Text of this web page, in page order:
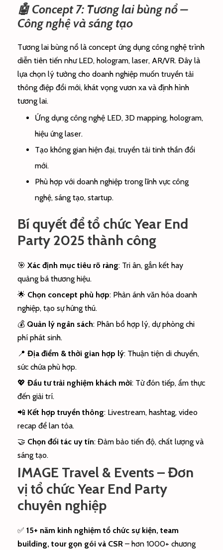
🤖 Concept 7: Tương lai bùng nổ –
Công nghệ và sáng tạo
Tương lai bùng nổ là concept ứng dụng công nghệ trình
diễn tiên tiến như LED, hologram, laser, AR/VR. Đây là
lựa chọn lý tưởng cho doanh nghiệp muốn truyền tải
thông điệp đổi mới, khát vọng vươn xa và định hình
tương lai.
Ứng dụng công nghệ LED, 3D mapping, hologram,
hiệu ứng laser.
Tạo không gian hiện đại, truyền tải tinh thần đổi
mới.
Phù hợp với doanh nghiệp trong lĩnh vực công
nghệ, sáng tạo, startup.
Bí quyết để tổ chức Year End
Party 2025 thành công
🎯 Xác định mục tiêu rõ ràng: Tri ân, gắn kết hay
quảng bá thương hiệu.
🌟 Chọn concept phù hợp: Phản ánh văn hóa doanh
nghiệp, tạo sự hứng thú.
💰 Quản lý ngân sách: Phân bổ hợp lý, dự phòng chi
phí phát sinh.
📍 Địa điểm & thời gian hợp lý: Thuận tiện di chuyển,
sức chứa phù hợp.
💖 Đầu tư trải nghiệm khách mời: Từ đón tiếp, ẩm thực
đến giải trí.
📲 Kết hợp truyền thông: Livestream, hashtag, video
recap để lan tỏa.
🤝 Chọn đối tác uy tín: Đảm bảo tiến độ, chất lượng và
sáng tạo.
IMAGE Travel & Events – Đơn
vị tổ chức Year End Party
chuyên nghiệp
✅ 15+ năm kinh nghiệm tổ chức sự kiện, team
building, tour gọn gói và CSR – hơn 1000+ chương